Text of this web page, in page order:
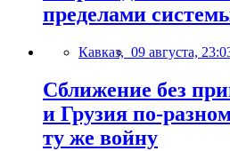
пределами
Кавказ, 09 августа,
Сближение без
и Грузия по-
ту же войну